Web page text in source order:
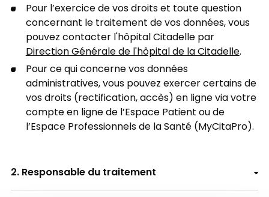
Pour l’exercice de vos droits et toute question
concernant le traitement de vos données, vous
pouvez contacter l'hôpital Citadelle par
Direction Générale de l'hôpital de la Citadelle.
Pour ce qui concerne vos données
administratives, vous pouvez exercer certains de
vos droits (rectification, accès) en ligne via votre
compte en ligne de l’Espace Patient ou de
l’Espace Professionnels de la Santé (MyCitaPro).
2. Responsable du traitement